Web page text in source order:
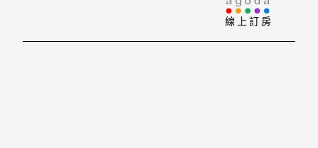
線上訂房